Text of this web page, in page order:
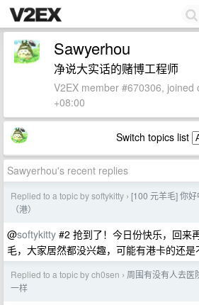
Sawyerhou
净说大实话的赌博工程师
V2EX member #670306,
+08:00
Switch topics list
Sawyerhou's recent replies
Replied to a topic by softykitty › [100 元羊毛] 你
（港）
@softykitty #2 抢到了！今日份快乐，回来
毛，大家居然都没兴趣，可能有港卡的还是
Replied to a topic by ch0sen › 周围有没有人去医
一样